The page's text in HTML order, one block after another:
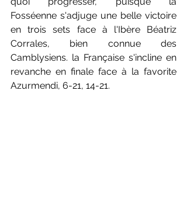
Fosséenne s'adjuge une belle victoire
en trois sets face à l'Ibère Béatriz
Corrales, bien connue des
Camblysiens. la Française s'incline en
revanche en finale face à la favorite
Azurmendi, 6-21, 14-21.